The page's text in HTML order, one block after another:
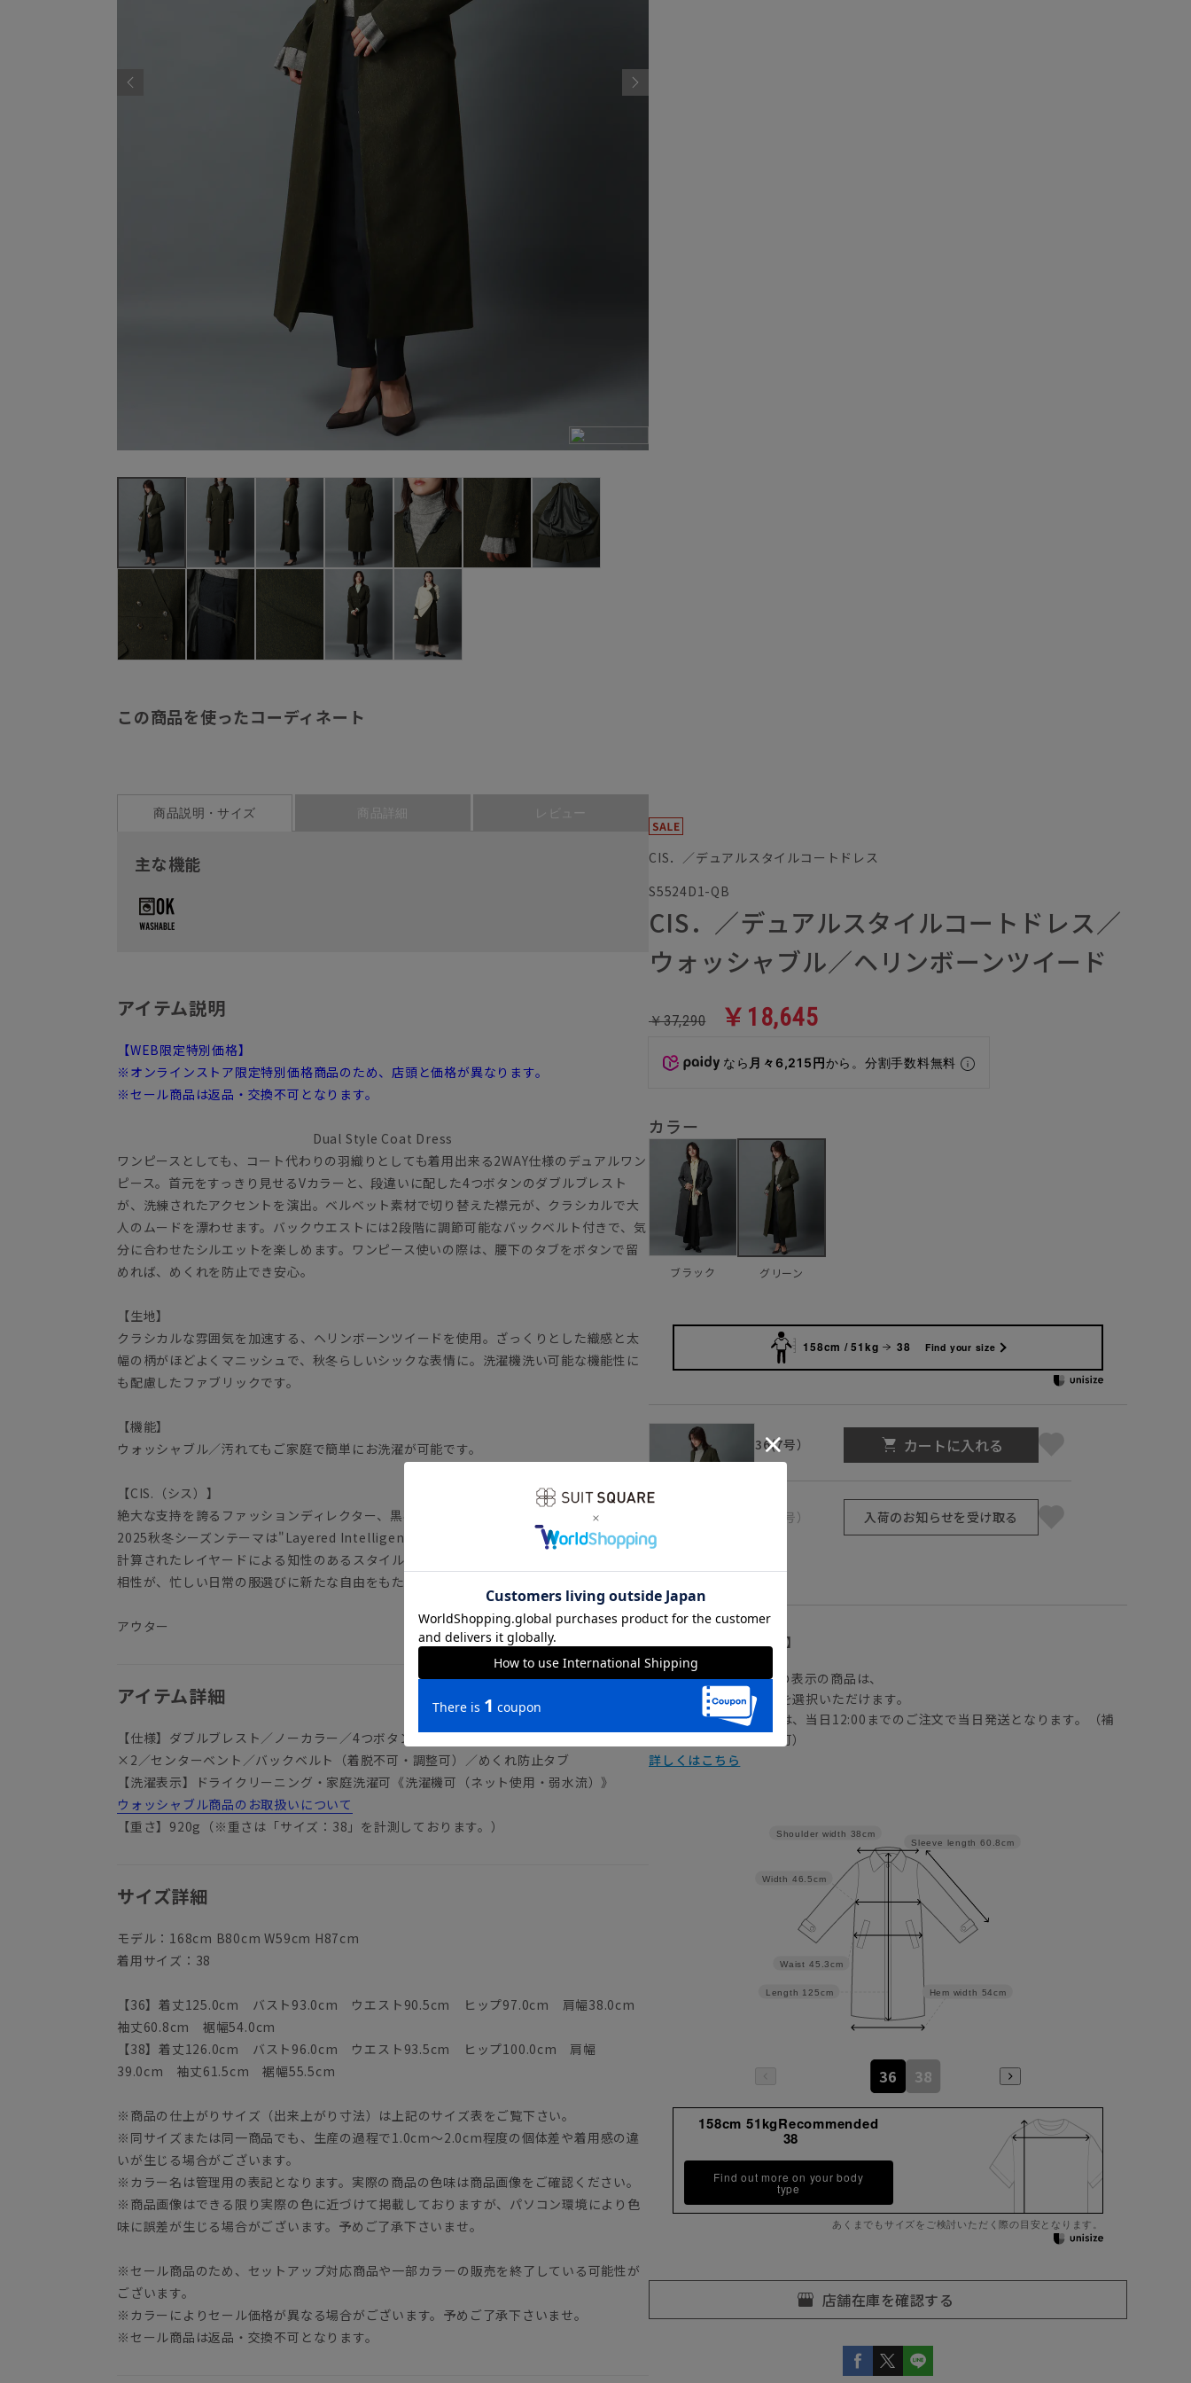
この商品を使ったコーディネート
商品説明・サイズ 商品詳細 レビュー
主な機能
アイテム説明
【WEB限定特別価格】
※オンラインストア限定特別価格商品のため、店頭と価格が異なります。
※セール商品は返品・交換不可となります。
Dual Style Coat Dress
ワンピースとしても、コート代わりの羽織りとしても着用出来る2WAY仕様のデュアルワン
ピース。首元をすっきり見せるVカラーと、段違いに配した4つボタンのダブルブレスト
が、洗練されたアクセントを演出。ベルベット素材で切り替えた襟元が、クラシカルで大
人のムードを漂わせます。バックウエストには2段階に調節可能なバックベルト付きで、気
分に合わせたシルエットを楽しめます。ワンピース使いの際は、腰下のタブをボタンで留
めれば、めくれを防止でき安心。
【生地】
クラシカルな雰囲気を加速する、ヘリンボーンツイードを使用。ざっくりとした織感と太
幅の柄がほどよくマニッシュで、秋冬らしいシックな表情に。洗濯機洗い可能な機能性に
も配慮したファブリックです。
【機能】
ウォッシャブル／汚れてもご家庭で簡単にお洗濯が可能です。
【CIS.（シス）】
絶大な支持を誇るファッションディレクター、黒石奈央子氏を迎えたブランド。
2025秋冬シーズンテーマは"Layered Intelligence（レイヤード インテリジェンス）"。
計算されたレイヤードによる知性のあるスタイルを提案。あらかじめ設定された重ね着の
相性が、忙しい日常の服選びに新たな自由をもたらします。
アウター
アイテム詳細
【仕様】ダブルブレスト／ノーカラー／4つボタン／総裏仕立て／胸ポケット／腰ポケット
×2／センターベント／バックベルト（着脱不可・調整可）／めくれ防止タブ
【洗濯表示】ドライクリーニング・家庭洗濯可《洗濯機可（ネット使用・弱水流）》
ウォッシャブル商品のお取扱いについて
【重さ】920g（※重さは「サイズ：38」を計測しております。）
サイズ詳細
モデル：168cm B80cm W59cm H87cm
着用サイズ：38
【36】着丈125.0cm バスト93.0cm ウエスト90.5cm ヒップ97.0cm 肩幅38.0cm
袖丈60.8cm 裾幅54.0cm
【38】着丈126.0cm バスト96.0cm ウエスト93.5cm ヒップ100.0cm 肩幅
39.0cm 袖丈61.5cm 裾幅55.5cm
※商品の仕上がりサイズ（出来上がり寸法）は上記のサイズ表をご覧下さい。
※同サイズまたは同一商品でも、生産の過程で1.0cm～2.0cm程度の個体差や着用感の違
いが生じる場合がございます。
※カラー名は管理用の表記となります。実際の商品の色味は商品画像をご確認ください。
※商品画像はできる限り実際の色に近づけて掲載しておりますが、パソコン環境により色
味に誤差が生じる場合がございます。予めご了承下さいませ。
※セール商品のため、セットアップ対応商品や一部カラーの販売を終了している可能性が
ございます。
※カラーによりセール価格が異なる場合がございます。予めご了承下さいませ。
※セール商品は返品・交換不可となります。
CIS．／デュアルスタイルコートドレス
S5524D1-QB
CIS．／デュアルスタイルコートドレス／
ウォッシャブル／ヘリンボーンツイード
￥37,290 ￥18,645
なら 月々6,215円から。分割手数料無料
カラー
ブラック グリーン
158cm / 51kg 38 Find your size
36(7号） カートに入れる
38(9号） 入荷のお知らせを受け取る
アイコンについて】
の表示の商品は、
注文画面でお急ぎ発送を選択いただけます。
さらにメルマガ会員様は、当日12:00までのご注文で当日発送となります。（補
正商品の場合は対応不可）
詳しくはこちら
Hem width 54cm
Sleeve length 60.8cm
Length 125cm
Waist 45.3cm
Width 46.5cm
Shoulder width 38cm
36 38
158cm 51kgRecommended
38
Find out more on your body
type
あくまでもサイズをご検討いただく際の目安となります。